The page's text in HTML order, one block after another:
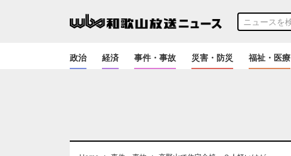
政治 経済 事件・事故 災害・防災 福祉・医療